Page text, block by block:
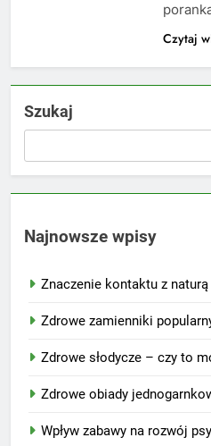
Czytaj
Szukaj
Najnowsze wpisy
Znaczenie kontaktu z
Zdrowe zamienniki
Zdrowe słodycze – czy to
Zdrowe obiady
Wpływ zabawy na rozwój